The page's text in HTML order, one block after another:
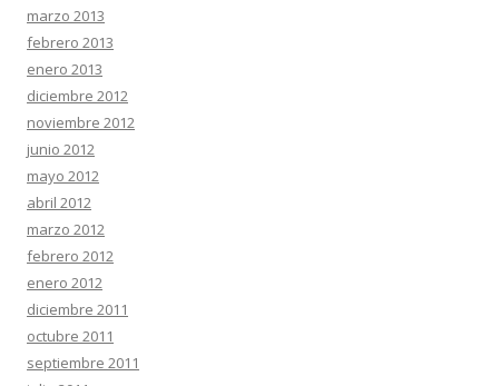
marzo 2013
febrero 2013
enero 2013
diciembre 2012
noviembre 2012
junio 2012
mayo 2012
abril 2012
marzo 2012
febrero 2012
enero 2012
diciembre 2011
octubre 2011
septiembre 2011